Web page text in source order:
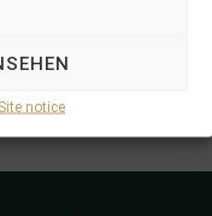
Site notice